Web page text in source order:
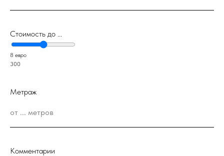
Стоимость до ...
8 евро
300
Метраж
Комментарии